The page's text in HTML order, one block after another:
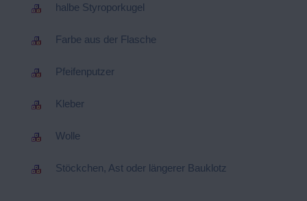
halbe Styroporkugel
Farbe aus der Flasche
Pfeifenputzer
Kleber
Wolle
Stöckchen, Ast oder längerer Bauklotz